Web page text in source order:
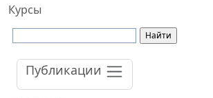
Курсы
Публикации